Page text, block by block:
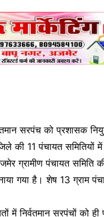
सरपंच को प्रशासक
की 11 पंचायत समितियों
ग्रामीण पंचायत समिति
गया है। शेष 13 ग्राम
में निर्वतमान सरपंचों को